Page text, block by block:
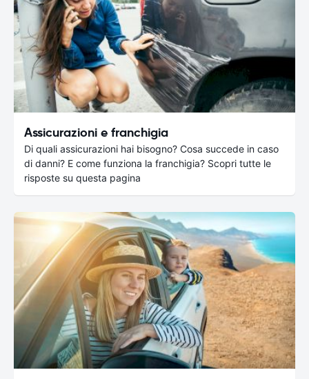
Assicurazioni e franchigia
Di quali assicurazioni hai bisogno? Cosa succede in caso
di danni? E come funziona la franchigia? Scopri tutte le
risposte su questa pagina